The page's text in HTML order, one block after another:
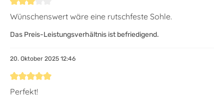
Bewertung mit 3 von 5 Sternen
Wünschenswert wäre eine rutschfeste Sohle.
Das Preis-Leistungsverhältnis ist befriedigend.
20. Oktober 2025 12:46
Bewertung mit 5 von 5 Sternen
Perfekt!